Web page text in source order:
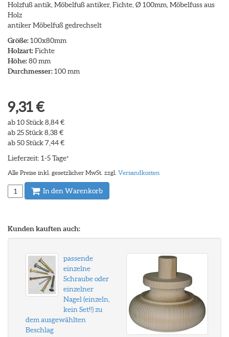
Holzfuß antik, Möbelfuß antiker, Fichte, Ø 100mm, Möbelfuss aus
Holz
antiker Möbelfuß gedrechselt
Größe:100x80mm
Holzart:Fichte
Höhe:80 mm
Durchmesser:100 mm
9,31 €
ab 10 Stück 8,84 €
ab 25 Stück 8,38 €
ab 50 Stück 7,44 €
Lieferzeit: 1-5 Tage*
Alle Preise inkl. gesetzlicher MwSt. zzgl. Versandkosten
In den Warenkorb
Kunden kauften auch:
passende
einzelne
Schraube oder
einzelner
Nagel (einzeln,
kein Set!!) zu
dem ausgewählten
Beschlag